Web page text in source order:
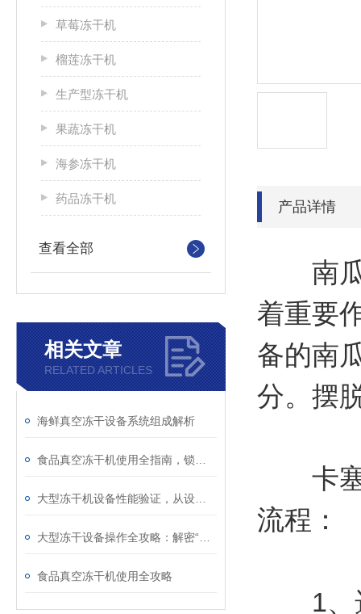
草莓冻干机
榴莲冻干机
生产型冻干机
果蔬冻干机
海参冻干机
药品冻干机
查看全部
相关文章
RELATED ARTICLES
海鲜真空冻干设备系统组成解析
食品真空冻干机使用全攻略
产品详情
南瓜
着重要
备的南
分。摆
卡塞
流程：
1、选